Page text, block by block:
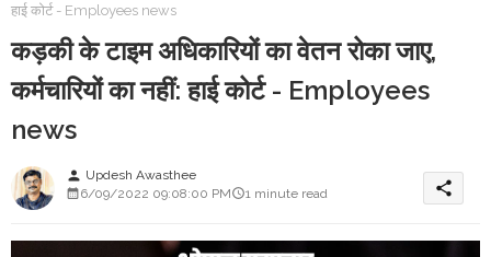
हाई कोर्ट - Employees news
कड़की के टाइम अधिकारियों का वेतन रोका जाए,
कर्मचारियों का नहीं: हाई कोर्ट - Employees
news
person Updesh Awasthee
6/09/2022 09:08:00 PM
1 minute read share